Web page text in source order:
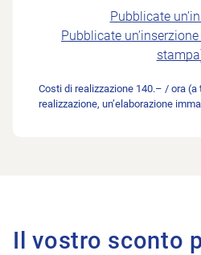
Pubblicate
Pubblicate
Costi di realizzazione 140.– / ora (a
realizzazione, un’elaborazione
Il vostro sconto